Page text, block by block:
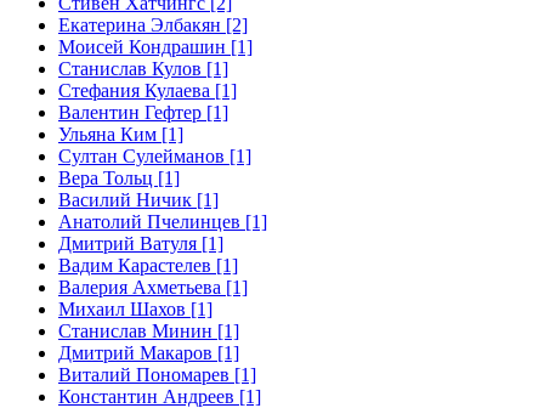
Екатерина Элбакян [2]
Моисей Кондрашин [1]
Станислав Кулов [1]
Стефания Кулаева [1]
Валентин Гефтер [1]
Ульяна Ким [1]
Султан Сулейманов [1]
Верa Тольц [1]
Василий Ничик [1]
Анатолий Пчелинцев [1]
Дмитрий Ватуля [1]
Вадим Карастелев [1]
Валерия Ахметьева [1]
Михаил Шахов [1]
Станислав Минин [1]
Дмитрий Макаров [1]
Виталий Пономарев [1]
Константин Андреев [1]